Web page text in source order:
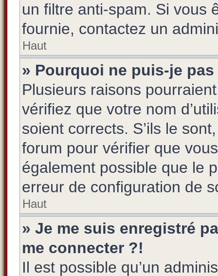
un filtre anti-spam. Si vous
fournie, contactez un
Haut
» Pourquoi ne puis-je
Plusieurs raisons
vérifiez que votre nom
soient corrects. S’ils le
forum pour vérifier que
également possible que le
erreur de configuration de
Haut
» Je me suis enregistré
me connecter ?!
Il est possible qu’un